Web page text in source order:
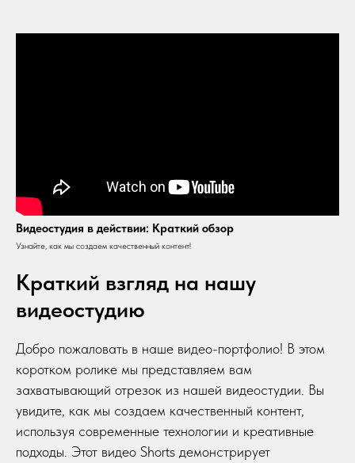
Видеостудия в действии: Краткий обзор
Узнайте, как мы создаем качественный контент!
Краткий взгляд на нашу
видеостудию
Добро пожаловать в наше видео-портфолио! В этом
коротком ролике мы представляем вам
захватывающий отрезок из нашей видеостудии. Вы
увидите, как мы создаем качественный контент,
используя современные технологии и креативные
подходы. Этот видео Shorts демонстрирует